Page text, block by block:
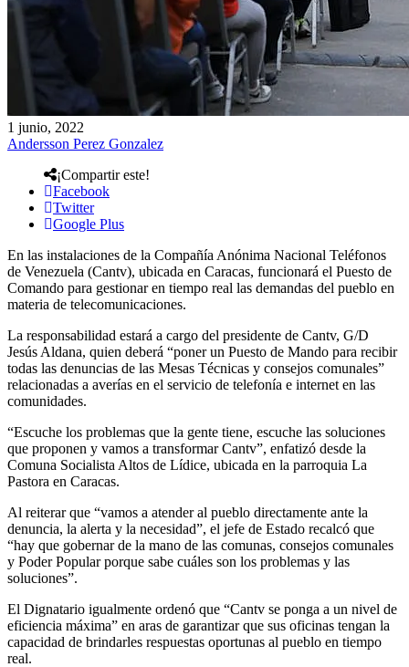
1 junio, 2022
Andersson Perez Gonzalez
¡Compartir este!
Facebook
Twitter
Google Plus
En las instalaciones de la Compañía Anónima Nacional Teléfonos
de Venezuela (Cantv), ubicada en Caracas, funcionará el Puesto de
Comando para gestionar en tiempo real las demandas del pueblo en
materia de telecomunicaciones.
La responsabilidad estará a cargo del presidente de Cantv, G/D
Jesús Aldana, quien deberá “poner un Puesto de Mando para recibir
todas las denuncias de las Mesas Técnicas y consejos comunales”
relacionadas a averías en el servicio de telefonía e internet en las
comunidades.
“Escuche los problemas que la gente tiene, escuche las soluciones
que proponen y vamos a transformar Cantv”, enfatizó desde la
Comuna Socialista Altos de Lídice, ubicada en la parroquia La
Pastora en Caracas.
Al reiterar que “vamos a atender al pueblo directamente ante la
denuncia, la alerta y la necesidad”, el jefe de Estado recalcó que
“hay que gobernar de la mano de las comunas, consejos comunales
y Poder Popular porque sabe cuáles son los problemas y las
soluciones”.
El Dignatario igualmente ordenó que “Cantv se ponga a un nivel de
eficiencia máxima” en aras de garantizar que sus oficinas tengan la
capacidad de brindarles respuestas oportunas al pueblo en tiempo
real.